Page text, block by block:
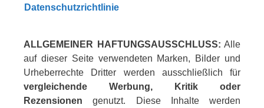
Datenschutzrichtlinie
ALLGEMEINER HAFTUNGSAUSSCHLUSS: Alle
auf dieser Seite verwendeten Marken, Bilder und
Urheberrechte Dritter werden ausschließlich für
vergleichende Werbung, Kritik oder
Rezensionen genutzt. Diese Inhalte werden